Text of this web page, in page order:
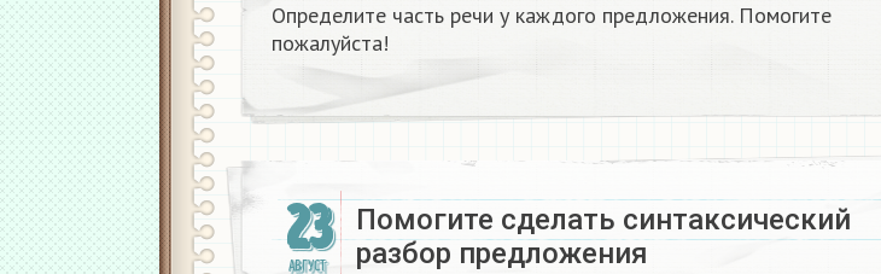
Определите часть речи у каждого предложения. Помогите
пожалуйста!​
23
АВГУСТ
Помогите сделать синтаксический
разбор предложения